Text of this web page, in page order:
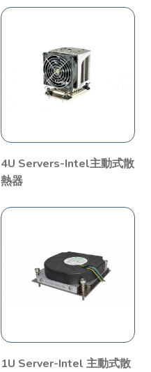
4U Servers-Intel主動式散
熱器
1U Server-Intel 主動式散